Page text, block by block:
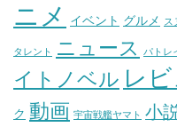
ニメ
イベント グルメ ス
タレント ニュース パトレ
イトノベル レ
ク 動画 宇宙戦艦ヤマト 小説